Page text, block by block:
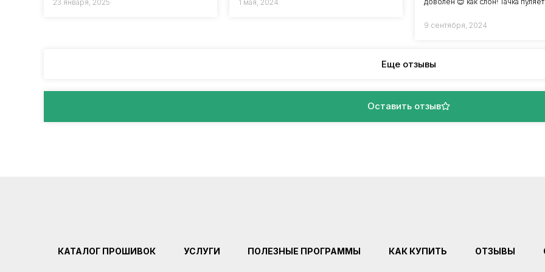
23 января, 2025 1 мая, 2024
9 сентября, 2024
Еще отзывы
Оставить отзыв
КАТАЛОГ ПРОШИВОК УСЛУГИ ПОЛЕЗНЫЕ ПРОГРАММЫ КАК КУПИТЬ ОТЗЫВЫ